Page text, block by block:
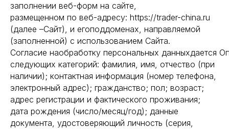
заполнении веб-форм на сайте,
размещенном по веб-адресу: https://trader-china.ru
(далее –Сайт), и егоподдоменах, направляемой
(заполненной) с использованием Сайта.
Согласие наобработку персональных данныхдается
следующих категорий: фамилия, имя, отчество (при
наличии); контактная информация (номер телефона,
электронный адрес); гражданство; пол; возраст;
адрес регистрации и фактического проживания;
дата рождения (число/месяц/год); данные
документа, удостоверяющий личность (серия,